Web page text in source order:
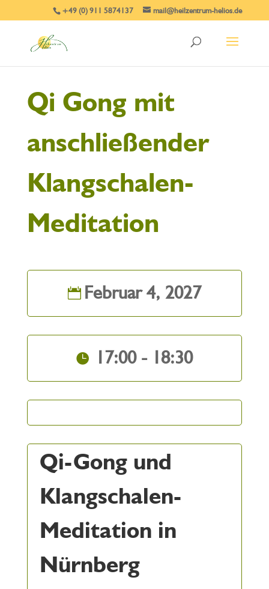
+49 (0) 911 5874137 mail@heilzentrum-helios.de
Qi Gong mit
anschließender
Klangschalen-
Meditation
Februar 4, 2027
17:00 - 18:30
Qi-Gong und
Klangschalen-
Meditation in
Nürnberg